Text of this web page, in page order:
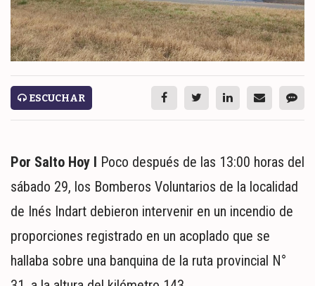
SOCIEDAD
SALUD
SERVICIOS
ECONOMÍA
ESCUCHAR
Por Salto Hoy l Poco después de las 13:00 horas del
sábado 29, los Bomberos Voluntarios de la localidad
de Inés Indart debieron intervenir en un incendio de
proporciones registrado en un acoplado que se
hallaba sobre una banquina de la ruta provincial N°